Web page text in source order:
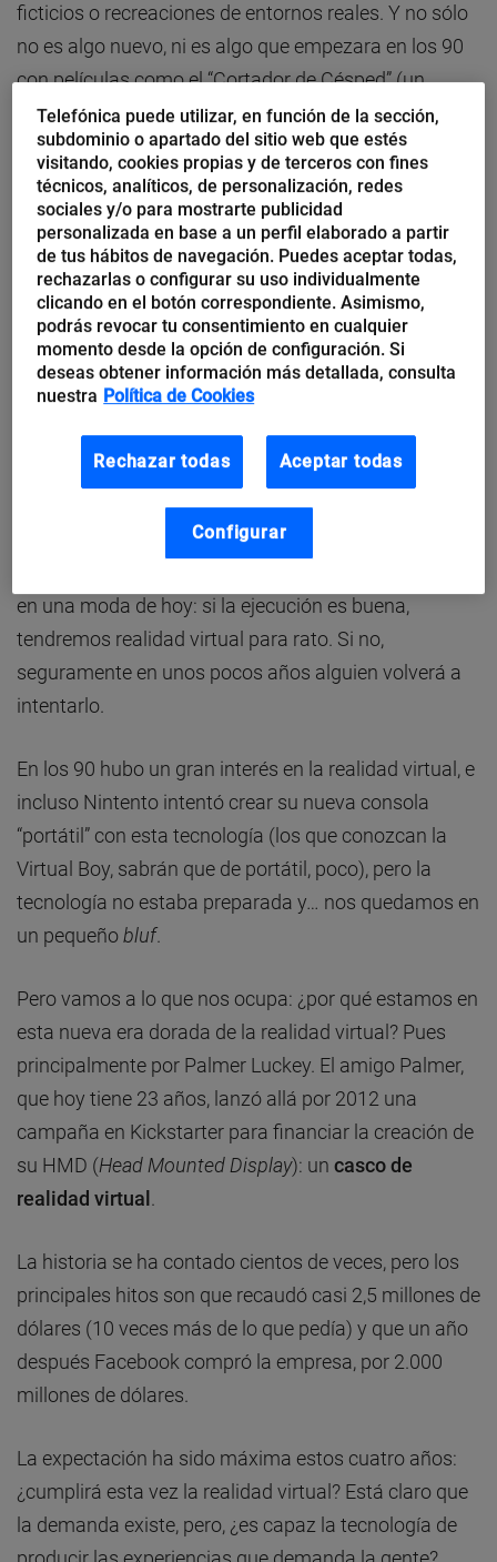
ficticios o recreaciones de entornos reales. Y no sólo
no es algo nuevo, ni es algo que empezara en los 90
con películas como el “Cortador de Césped” (un
clásico de la ciencia ficción y lamitologíade la
realidad virtual que deberías ver, si no lo has hecho).
El deseo de recrear realidades virtuales nos ha
acompañado desde hace tiempo, al menos desde
hace cientos de años, con creaciones como elSalone
delle prospettive, en el que las pinturas de la sala
recrean la sensación de estar en la Roma del siglo
XVI. Aunque si nos ponemos filosóficos, podemos
decir que desde que salimos de las cavernas, hemos
intentado inventar formas de ir a realidades virtuales,
ya sea con el cine, la literatura o la música.
Todo esto confirma que la realidad virtual se asienta
en una moda de hoy: si la ejecución es buena,
tendremos realidad virtual para rato. Si no,
seguramente en unos pocos años alguien volverá a
intentarlo.
En los 90 hubo un gran interés en la realidad virtual, e
incluso Nintento intentó crear su nueva consola
“portátil” con esta tecnología (los que conozcan la
Virtual Boy, sabrán que de portátil, poco), pero la
tecnología no estaba preparada y… nos quedamos en
un pequeñobluf.
Pero vamos a lo que nos ocupa: ¿por qué estamos en
esta nueva era dorada de la realidad virtual? Pues
principalmente por Palmer Luckey. El amigo Palmer,
que hoy tiene 23 años, lanzó allá por 2012 una
campaña en Kickstarter para financiar la creación de
su HMD (Head Mounted Display): un casco de
realidad virtual .
La historia se ha contado cientos de veces, pero los
principales hitos son que recaudó casi 2,5 millones de
dólares (10 veces más de lo que pedía) y que un año
después Facebook compró la empresa, por 2.000
millones de dólares.
La expectación ha sido máxima estos cuatro años:
¿cumplirá esta vez la realidad virtual? Está claro que
la demanda existe, pero, ¿es capaz la tecnología de
Telefónica puede utilizar, en función de la sección,
subdominio o apartado del sitio web que estés
visitando, cookies propias y de terceros con fines
técnicos, analíticos, de personalización, redes
sociales y/o para mostrarte publicidad
personalizada en base a un perfil elaborado a partir
de tus hábitos de navegación. Puedes aceptar todas,
rechazarlas o configurar su uso individualmente
clicando en el botón correspondiente. Asimismo,
podrás revocar tu consentimiento en cualquier
momento desde la opción de configuración. Si
deseas obtener información más detallada, consulta
nuestra Política de Cookies
Rechazar todas Aceptar todas
Configurar